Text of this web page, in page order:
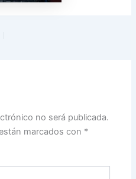
no será publicada.
marcados con *